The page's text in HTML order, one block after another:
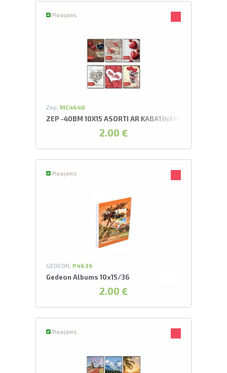
Pieejams
Zep, MC4640
ZEP -40BM 10X15 ASORTI AR KABATIŅĀM CUORE
2.00 €
Pieejams
GEDEON, P4636
Gedeon Albums 10x15/36
2.00 €
Pieejams